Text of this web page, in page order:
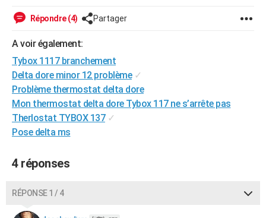
CARTE DE VOEUX
DICTIONNAIRE
Dictionnaire
Biographies
Citations
Expressions
Proverbes
PROGRAMME TV
COPAINS D'AVANT
S'inscrire
Se connecter
Lycées
Collèges
Primaires
Universités
Entreprises
Service militaire
Avis de recherche
AVIS DE DÉCÈS
FORUM
Bricolage
Lifestyle
Culture
SportAuto
Television
Voyage
Cinema
Répondre (4) Partager
A voir également:
Tybox 1117 branchement
Delta dore minor 12 problème ✓
Problème thermostat delta dore
Mon thermostat delta dore Tybox 117 ne s’arrête pas
Therlostat TYBOX 137 ✓
Pose delta ms
4 réponses
RÉPONSE 1 / 4